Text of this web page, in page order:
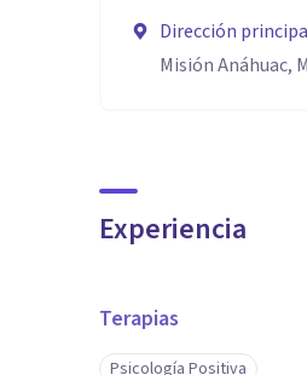
Dirección
Misión Anáhuac,
Experiencia
Terapias
Psicología Positiva